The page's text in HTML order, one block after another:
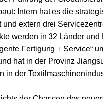
Intern hat es die
und extern drei
werden in 32 Länder
Fertigung + Service“
hat in der Provinz
in der